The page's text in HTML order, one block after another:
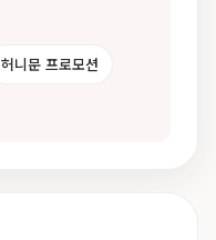
허니문 프로모션